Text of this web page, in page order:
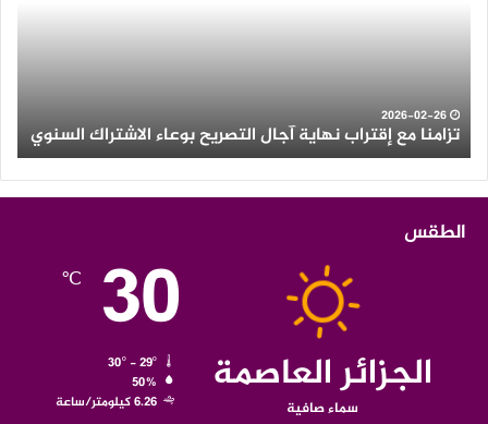
السنوي
2026-02-26
تزامنا مع إقتراب نهاية آجال التصريح بوعاء الاشتراك السنوي
الطقس
الجزائر العاصمة
سماء صافية
30
℃
50%
6.26 كيلومتر/ساعة